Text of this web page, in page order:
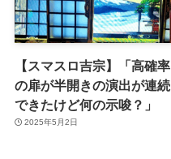
【スマスロ吉宗】「高確率
の扉が半開きの演出が連続
できたけど何の示唆？」
2025年5月2日